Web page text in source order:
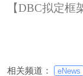
【DBC拟定框
相关频道： eNews